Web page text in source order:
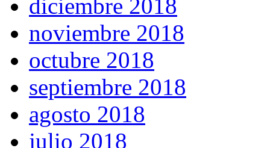
diciembre 2018
noviembre 2018
octubre 2018
septiembre 2018
agosto 2018
julio 2018